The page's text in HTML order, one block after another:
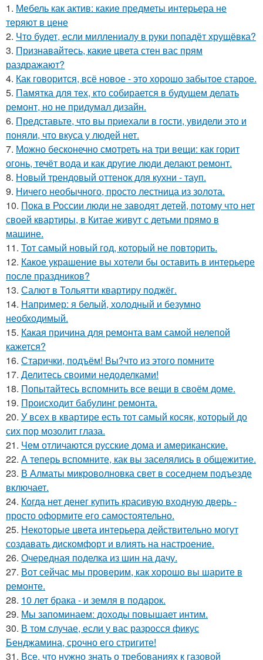
1. Мебель как актив: какие предметы интерьера не
теряют в цене
2. Что будет, если миллениалу в руки попадёт хрущёвка?
3. Признавайтесь, какие цвета стен вас прям
раздражают?
4. Как говорится, всё новое - это хорошо забытое старое.
5. Памятка для тех, кто собирается в будущем делать
ремонт, но не придумал дизайн.
6. Представьте, что вы приехали в гости, увидели это и
поняли, что вкуса у людей нет.
7. Можно бесконечно смотреть на три вещи: как горит
огонь, течёт вода и как другие люди делают ремонт.
8. Новый трендовый оттенок для кухни - тауп.
9. Ничего необычного, просто лестница из золота.
10. Пока в России люди не заводят детей, потому что нет
своей квартиры, в Китае живут с детьми прямо в
машине.
11. Тот самый новый год, который не повторить.
12. Какое украшение вы хотели бы оставить в интерьере
после праздников?
13. Салют в Тольятти квартиру поджёг.
14. Например: я белый, холодный и безумно
необходимый.
15. Какая причина для ремонта вам самой нелепой
кажется?
16. Старички, подъём! Вы?что из этого помните
17. Делитесь своими недоделками!
18. Попытайтесь вспомнить все вещи в своём доме.
19. Происходит бабулинг ремонта.
20. У всех в квартире есть тот самый косяк, который до
сих пор мозолит глаза.
21. Чем отличаются русские дома и американские.
22. А теперь вспомните, как вы заселялись в общежитие.
23. В Алматы микроволновка свет в соседнем подъезде
включает.
24. Когда нет денег купить красивую входную дверь -
просто оформите его самостоятельно.
25. Некоторые цвета интерьера действительно могут
создавать дискомфорт и влиять на настроение.
26. Очередная поделка из шин на дачу.
27. Вот сейчас мы проверим, как хорошо вы шарите в
ремонте.
28. 10 лет брака - и земля в подарок.
29. Мы запоминаем: доходы повышает интим.
30. В том случае, если у вас разросся фикус
Бенджамина, срочно его стригите!
31. Все, что нужно знать о требованиях к газовой